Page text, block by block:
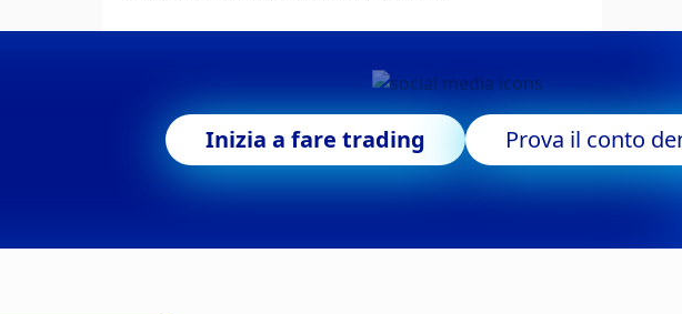
Inizia a fare trading Prova il conto